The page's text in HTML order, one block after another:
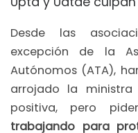
Desde las
excepción de la
Autónomos (ATA),
arrojado la
positiva, pero
trabajando para